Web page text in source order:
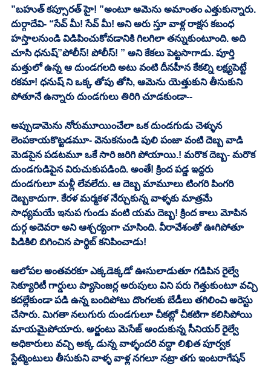
”బహుత్ కప్సూరత్ హై! ”అంటూ ఆమెను అమాంతం ఎత్తుకున్నారు.
దుర్గాదేవి- “సేవ్ మీ! సేవ్ మీ! అని అరు స్తూ వాళ్ల రాక్షస కబంధ
హస్తాలనుండి విడిపించుకోవడానికి గిలగిలా తన్నుకుంటూంది. అది
చూసి ధనుష్”పోలీస్! పోలీస్! ” అని కేకలు పెట్టసాగాడు. పూర్తి
మత్తులో ఉన్న ఆ దుండగలది అటు వంటి దీనహీన కేకల్ని లక్ష్యపెట్టే
రకమా! ధనుష్ ని ఒక్క తోపు తోసి, ఆమెను యెత్తుకుని తీసుకుని
పోతూనే ఉన్నారు దుండగులు తిరిగి చూడకుండా--
అప్పుడామెను నోరుమూయించేలా ఒక దుండగుడు చెళ్ళున
లెంపకాయకొట్టడమూ- వెనుకనుండి పులి పంజా వంటి దెబ్బ వాడి
మెడపైన పడటమూ ఒకే సారి జరిగి పోయాయి.! మరొక దెబ్బ- మరొక
దుండగుడిపైన విరుచుకుపడింది. అంతే! క్రింద పడ్డ ఇద్దరు
దుండగులూ మళ్లీ లేవలేదు. ఆ దెబ్బ మామూలు టింగరి పింగరి
దెబ్బకాదుగా. కేరళ మర్మకళ నేర్చుకున్న వాళ్ళకు మాత్రమే
సాధ్యమయే ఇనుప గుండు వంటి యమ దెబ్బ! క్రింద కాలు మోపిన
దుర్గ అదెవరా అని ఆశ్చర్యంగా చూసింది. వీరావేశంతో ఊగిపోతూ
పిడికిలి బిగించిన పార్థిబ్ కనిపించాడు!
ఆలోపల అంతవరకూ ఎక్కడెక్కడో ఊసులాడుతూ గడిపిన రైల్వే
సెక్యూరిటీ గార్డులు ప్యాసెంజర్ల అరుపులు విని పరు గెత్తుకుంటూ వచ్చి
కదల్లేకుండా పడి ఉన్న బందిపోటు దొంగలకు బేడీలు తగిలించి అరెస్టు
చేసారు. మిగతా నలుగురు దుండగులూ చీకట్లో చీకటిగా కలిసిపోయి
మాయమైపోయారు. అర్జంటు మెసేజ్ అందుకున్న సీనియర్ రైల్వే
అధికారులు వచ్చి అక్క డున్న వాళ్ళందరి వద్దా లిఖిత పూర్వక
స్టేట్మెంటులు తీసుకుని వాళ్ళ వాళ్ల నగలూ నట్రా తగు ఇంటరాగేషన్